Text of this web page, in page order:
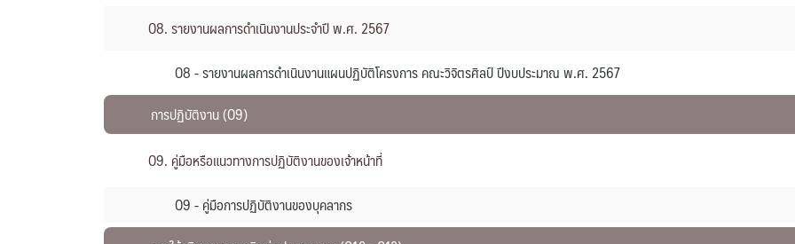
O8. รายงานผลการดำเนินงานประจำปี พ.ศ. 2567
O8 - รายงานผลการดำเนินงานแผนปฏิบัติโครงการ คณะวิจิตรศิลป์ ปีงบประมาณ พ.ศ. 2567
การปฏิบัติงาน (O9)
O9. คู่มือหรือแนวทางการปฏิบัติงานของเจ้าหน้าที่
O9 - คู่มือการปฏิบัติงานของบุคลากร